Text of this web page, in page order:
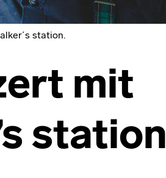
station.
mit
station